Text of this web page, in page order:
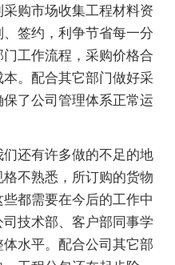
购市场收集工程材料资
签约，利争节省每一分
工作流程，采购价格合
。配合其它部门做好采
了公司管理体系正常运
还有许多做的不足的地
不熟悉，所订购的货物
都需要在今后的工作中
技术部、客户部同事学
水平。配合公司其它部